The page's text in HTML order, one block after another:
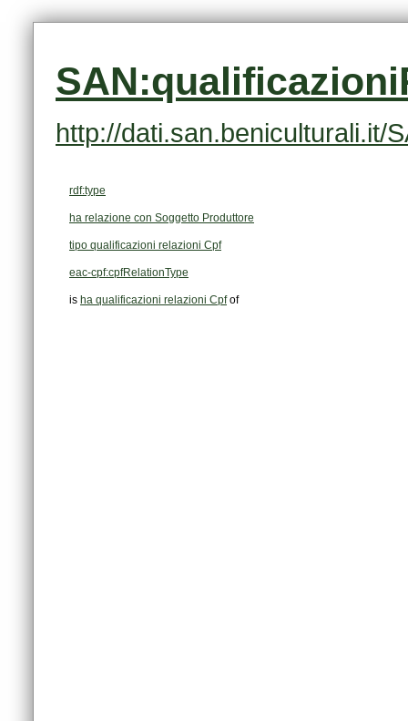
http://dati.san.beniculturali.it/
rdf:type
ha relazione con Soggetto Produttore
tipo qualificazioni relazioni Cpf
eac-cpf:cpfRelationType
is ha qualificazioni relazioni Cpfof